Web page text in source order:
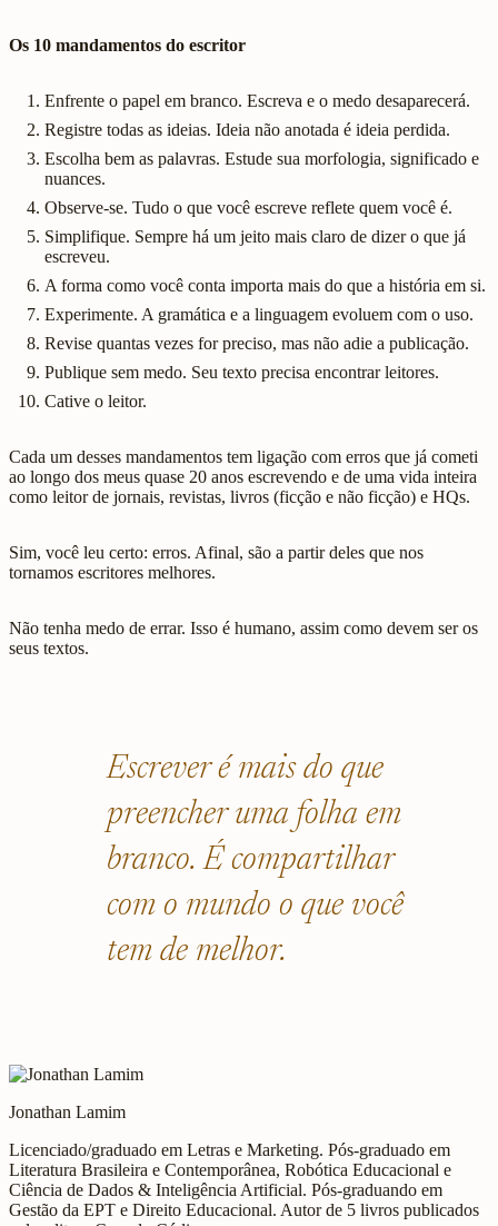
Os 10 mandamentos do escritor
Enfrente o papel em branco. Escreva e o medo desaparecerá.
Registre todas as ideias. Ideia não anotada é ideia perdida.
Escolha bem as palavras. Estude sua morfologia, significado e
nuances.
Observe-se. Tudo o que você escreve reflete quem você é.
Simplifique. Sempre há um jeito mais claro de dizer o que já
escreveu.
A forma como você conta importa mais do que a história em si.
Experimente. A gramática e a linguagem evoluem com o uso.
Revise quantas vezes for preciso, mas não adie a publicação.
Publique sem medo. Seu texto precisa encontrar leitores.
Cative o leitor.
Cada um desses mandamentos tem ligação com erros que já cometi
ao longo dos meus quase 20 anos escrevendo e de uma vida inteira
como leitor de jornais, revistas, livros (ficção e não ficção) e HQs.
Sim, você leu certo: erros. Afinal, são a partir deles que nos
tornamos escritores melhores.
Não tenha medo de errar. Isso é humano, assim como devem ser os
seus textos.
Escrever é mais do que
preencher uma folha em
branco. É compartilhar
com o mundo o que você
tem de melhor.
Jonathan Lamim
Licenciado/graduado em Letras e Marketing. Pós-graduado em
Literatura Brasileira e Contemporânea, Robótica Educacional e
Ciência de Dados & Inteligência Artificial. Pós-graduando em
Gestão da EPT e Direito Educacional. Autor de 5 livros publicados